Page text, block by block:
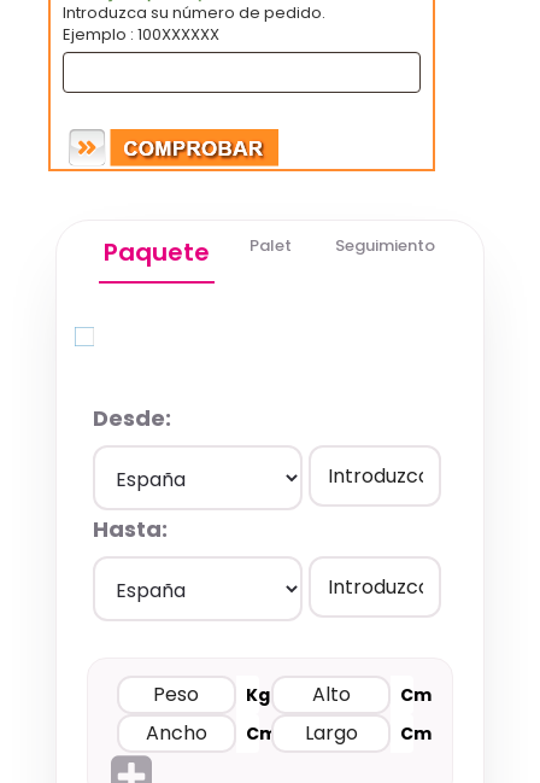
Introduzca su número de pedido.
Ejemplo : 100XXXXXX
Paquete Palet Seguimiento
Desde:
Hasta:
Kg
Cm
Cm
Cm